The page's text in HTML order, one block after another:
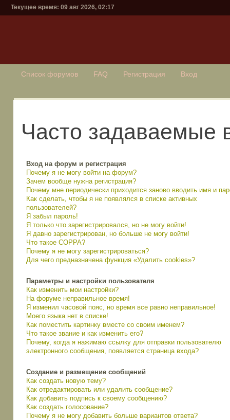
Текущее время: 09 авг 2026, 02:17
Список форумов FAQ Регистрация Вход
Часто задаваемые
Вход на форум и регистрация
Почему я не могу войти на форум?
Зачем вообще нужна регистрация?
Почему мне периодически приходится заново вводить имя и
Как сделать, чтобы я не появлялся в списке активных
пользователей?
Я забыл пароль!
Я только что зарегистрировался, но не могу войти!
Я давно зарегистрирован, но больше не могу войти!
Что такое COPPA?
Почему я не могу зарегистрироваться?
Для чего предназначена функция «Удалить cookies»?
Параметры и настройки пользователя
Как изменить мои настройки?
На форуме неправильное время!
Я изменил часовой пояс, но время все равно неправильное!
Моего языка нет в списке!
Как поместить картинку вместе со своим именем?
Что такое звание и как изменить его?
Почему, когда я нажимаю ссылку для отправки пользователю
электронного сообщения, появляется страница входа?
Создание и размещение сообщений
Как создать новую тему?
Как отредактировать или удалить сообщение?
Как добавить подпись к своему сообщению?
Как создать голосование?
Почему я не могу добавить больше вариантов ответа?